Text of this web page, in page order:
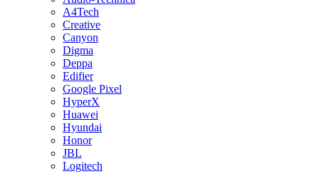
A4Tech
Creative
Canyon
Digma
Deppa
Edifier
Google Pixel
HyperX
Huawei
Hyundai
Honor
JBL
Logitech